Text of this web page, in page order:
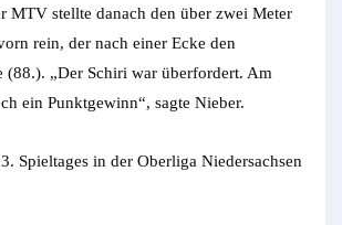
MTV stellte danach den über zwei Meter
rein, der nach einer Ecke den
(88.). „Der Schiri war überfordert. Am
ein Punktgewinn“, sagte Nieber.
Spieltages in der Oberliga Niedersachsen